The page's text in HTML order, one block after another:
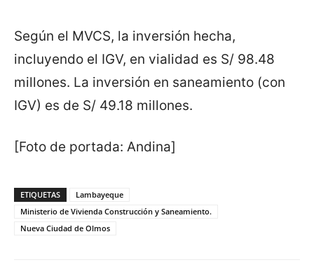
Según el MVCS, la inversión hecha,
incluyendo el IGV, en vialidad es S/ 98.48
millones. La inversión en saneamiento (con
IGV) es de S/ 49.18 millones.
[Foto de portada: Andina]
ETIQUETAS
Lambayeque
Ministerio de Vivienda Construcción y Saneamiento.
Nueva Ciudad de Olmos